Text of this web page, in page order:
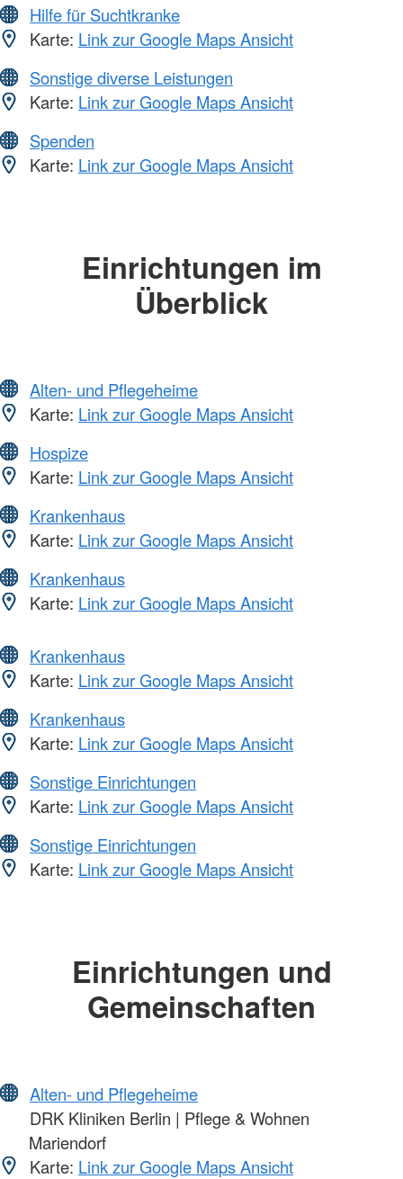
Hilfe für Suchtkranke
Karte: Link zur Google Maps Ansicht
Sonstige diverse Leistungen
Karte: Link zur Google Maps Ansicht
Spenden
Karte: Link zur Google Maps Ansicht
Einrichtungen im
Überblick
Alten- und Pflegeheime
Karte: Link zur Google Maps Ansicht
Hospize
Karte: Link zur Google Maps Ansicht
Krankenhaus
Karte: Link zur Google Maps Ansicht
Krankenhaus
Karte: Link zur Google Maps Ansicht
Krankenhaus
Karte: Link zur Google Maps Ansicht
Krankenhaus
Karte: Link zur Google Maps Ansicht
Sonstige Einrichtungen
Karte: Link zur Google Maps Ansicht
Sonstige Einrichtungen
Karte: Link zur Google Maps Ansicht
Einrichtungen und
Gemeinschaften
Alten- und Pflegeheime
DRK Kliniken Berlin | Pflege & Wohnen
Mariendorf
Karte: Link zur Google Maps Ansicht